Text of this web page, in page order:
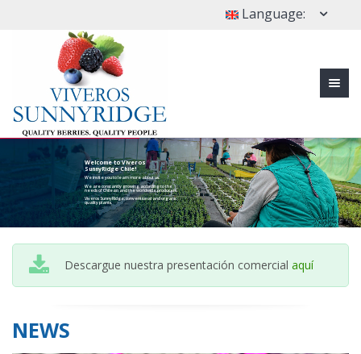
Language:
Welcome to Viveros
SunnyRidge Chile!
We invite you to learn more about us.
We are constantly growing according to the
needs of Chilean and the worldwide producers.
Viveros SunnyRidge, conventional and organic
quality plants.
Descargue nuestra presentación comercial aquí
NEWS